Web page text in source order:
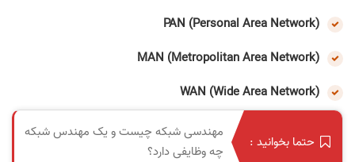
PAN (Personal Area Network)
MAN (Metropolitan Area Network)
WAN (Wide Area Network)
حتما بخوانید :
مهندسی شبکه چیست و یک مهندس شبکه
چه وظایفی دارد؟